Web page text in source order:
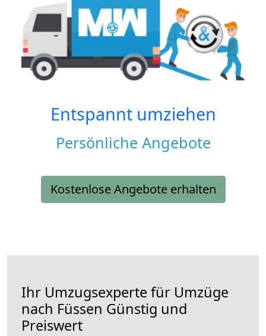
Entspannt umziehen
Persönliche Angebote
Kostenlose Angebote erhalten
Ihr Umzugsexperte für Umzüge
nach Füssen Günstig und
Preiswert